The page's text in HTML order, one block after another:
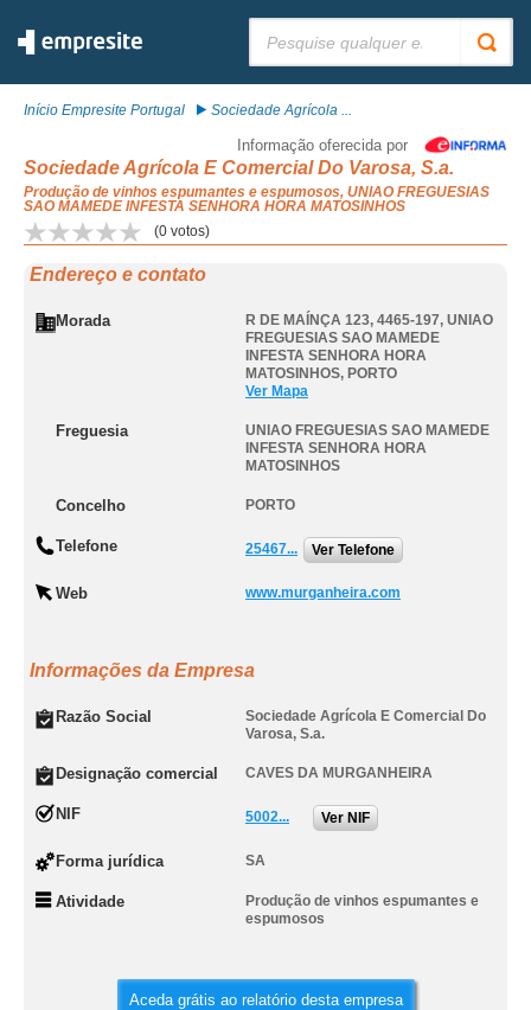
Início Empresite Portugal Sociedade Agrícola ...
Informação oferecida por
Sociedade Agrícola E Comercial Do Varosa, S.a.
Produção de vinhos espumantes e espumosos, UNIAO FREGUESIAS
SAO MAMEDE INFESTA SENHORA HORA MATOSINHOS
(0 votos)
Endereço e contato
Morada R DE MAÍNÇA 123, 4465-197, UNIAO
FREGUESIAS SAO MAMEDE
INFESTA SENHORA HORA
MATOSINHOS, PORTO
Ver Mapa
Freguesia
UNIAO FREGUESIAS SAO MAMEDE
INFESTA SENHORA HORA
MATOSINHOS
Concelho PORTO
Telefone 25467... Ver Telefone
Web www.murganheira.com
Informações da Empresa
Razão Social
Sociedade Agrícola E Comercial Do
Varosa, S.a.
Designação comercial CAVES DA MURGANHEIRA
NIF 5002... Ver NIF
Forma jurídica SA
Atividade
Produção de vinhos espumantes e
espumosos
Aceda grátis ao relatório desta empresa